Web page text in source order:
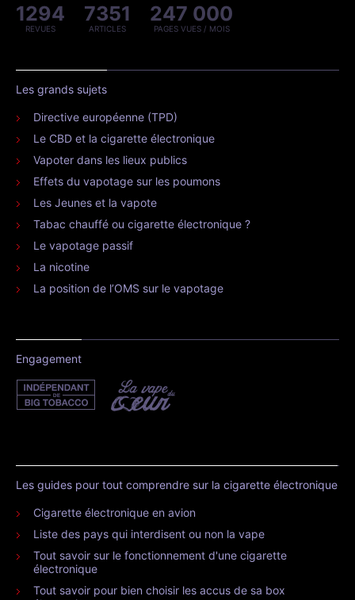
1294
REVUES
7351
ARTICLES
247 000
PAGES VUES / MOIS
Les grands sujets
Directive européenne (TPD)
Le CBD et la cigarette électronique
Vapoter dans les lieux publics
Effets du vapotage sur les poumons
Les Jeunes et la vapote
Tabac chauffé ou cigarette électronique ?
Le vapotage passif
La nicotine
La position de l’OMS sur le vapotage
Engagement
Les guides pour tout comprendre sur la cigarette électronique
Cigarette électronique en avion
Liste des pays qui interdisent ou non la vape
Tout savoir sur le fonctionnement d'une cigarette
électronique
Tout savoir pour bien choisir les accus de sa box